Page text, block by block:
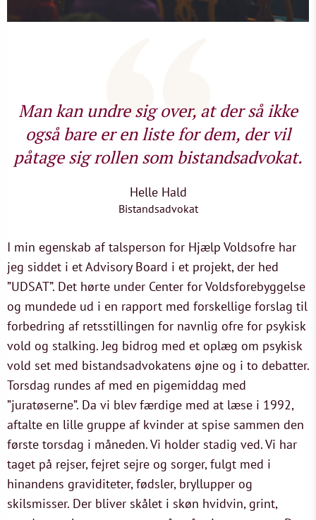
Man kan undre sig over, at der så ikke
også bare er en liste for dem, der vil
påtage sig rollen som bistandsadvokat.
Helle Hald
Bistandsadvokat
I min egenskab af talsperson for Hjælp Voldsofre har
jeg siddet i et Advisory Board i et projekt, der hed
”UDSAT”. Det hørte under Center for Voldsforebyggelse
og mundede ud i en rapport med forskellige forslag til
forbedring af retsstillingen for navnlig ofre for psykisk
vold og stalking. Jeg bidrog med et oplæg om psykisk
vold set med bistandsadvokatens øjne og i to debatter.
Torsdag rundes af med en pigemiddag med
”juratøserne”. Da vi blev færdige med at læse i 1992,
aftalte en lille gruppe af kvinder at spise sammen den
første torsdag i måneden. Vi holder stadig ved. Vi har
taget på rejser, fejret sejre og sorger, fulgt med i
hinandens graviditeter, fødsler, bryllupper og
skilsmisser. Der bliver skålet i skøn hvidvin, grint,